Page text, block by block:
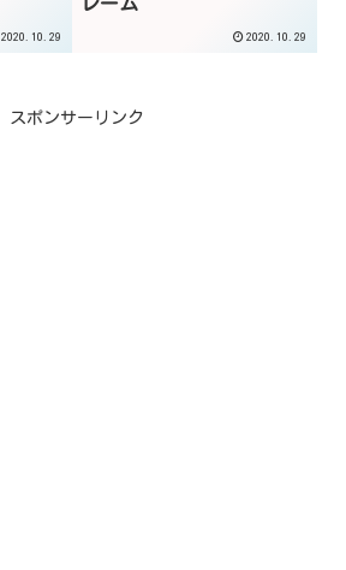
2020.10.29 2020.10.29
スポンサーリンク